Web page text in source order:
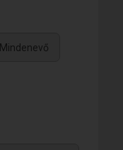
Mindenevő